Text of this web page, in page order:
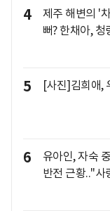
4
제주 해변의 '
뻐? 한채아, 청
5 [사진]김희애,
6
유아인, 자숙
반전 근황.."